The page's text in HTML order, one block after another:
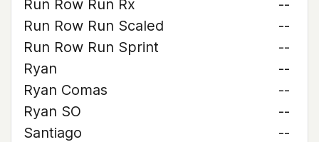
Run Row Run Rx
--
Run Row Run Scaled
--
Run Row Run Sprint
--
Ryan
--
Ryan Comas
--
Ryan SO
--
Santiago
--